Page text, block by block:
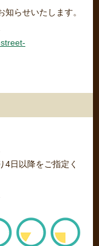
らせいたします。
日以降をご指定く